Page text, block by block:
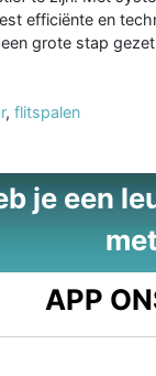
efficiënte en
grote stap
, flitspalen
je een
APP